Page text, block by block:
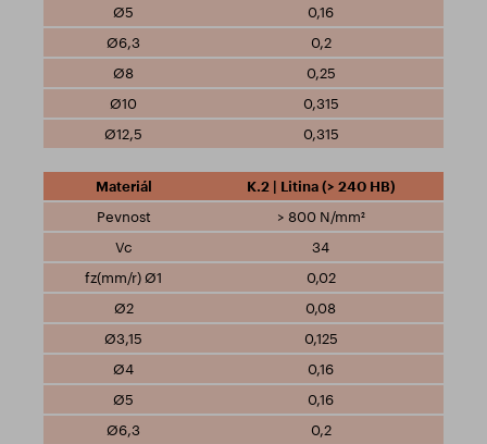
0,16
0,2
0,25
0,315
0,315
K.2 | Litina (> 240 HB)
> 800 N/mm²
34
0,02
0,08
0,125
0,16
0,16
0,2